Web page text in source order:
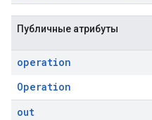
Публичные атрибуты
operation
Operation
out